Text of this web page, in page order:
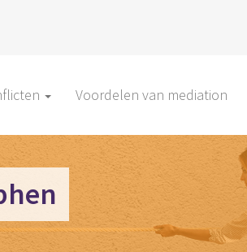
Voordelen van mediation